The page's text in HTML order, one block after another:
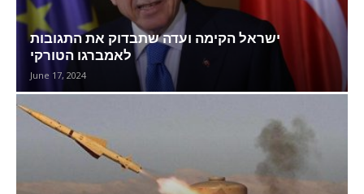
ישראל הקימה ועדה שתבדוק את התגובות
לאמברגו הטורקי
June 17, 2024